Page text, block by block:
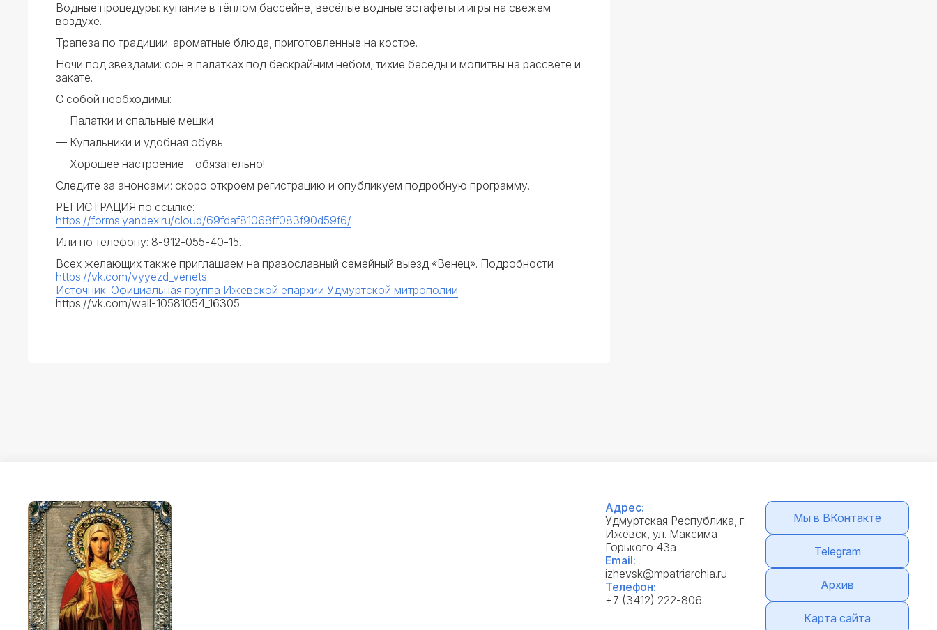
Водные процедуры: купание в тёплом бассейне, весёлые водные эстафеты и игры на свежем
воздухе.
Трапеза по традиции: ароматные блюда, приготовленные на костре.
Ночи под звёздами: сон в палатках под бескрайним небом, тихие беседы и молитвы на рассвете и
закате.
С собой необходимы:
— Палатки и спальные мешки
— Купальники и удобная обувь
— Хорошее настроение – обязательно!
Следите за анонсами: скоро откроем регистрацию и опубликуем подробную программу.
РЕГИСТРАЦИЯ по ссылке:
https://forms.yandex.ru/cloud/69fdaf81068ff083f90d59f6/
Или по телефону: 8-912-055-40-15.
Всех желающих также приглашаем на православный семейный выезд «Венец». Подробности
https://vk.com/vyyezd_venets.
Источник: Официальная группа Ижевской епархии Удмуртской митрополии
https://vk.com/wall-10581054_16305
Мы в ВКонтакте
Telegram
Архив
Карта сайта
Адрес:
Удмуртская Республика, г.
Ижевск, ул. Максима
Горького 43а
Email:
izhevsk@mpatriarchia.ru
Телефон:
+7 (3412) 222-806